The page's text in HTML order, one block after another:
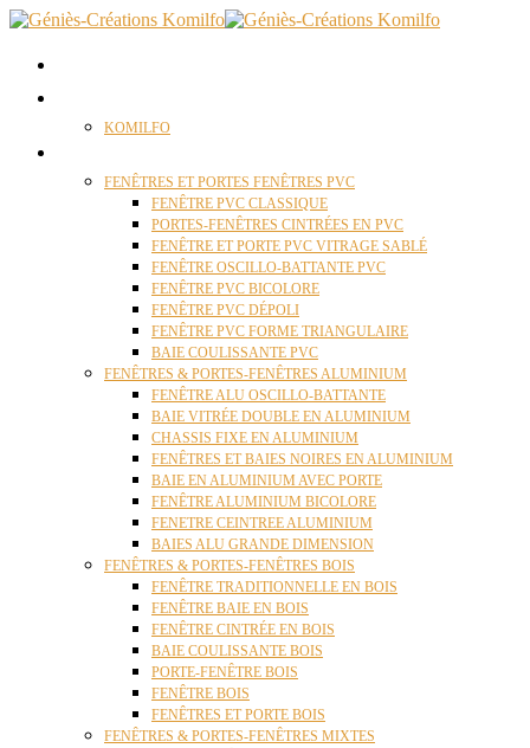
KOMILFO
FENÊTRES ET PORTES FENÊTRES PVC
FENÊTRE PVC CLASSIQUE
PORTES-FENÊTRES CINTRÉES EN PVC
FENÊTRE ET PORTE PVC VITRAGE SABLÉ
FENÊTRE OSCILLO-BATTANTE PVC
FENÊTRE PVC BICOLORE
FENÊTRE PVC DÉPOLI
FENÊTRE PVC FORME TRIANGULAIRE
BAIE COULISSANTE PVC
FENÊTRES & PORTES-FENÊTRES ALUMINIUM
FENÊTRE ALU OSCILLO-BATTANTE
BAIE VITRÉE DOUBLE EN ALUMINIUM
CHASSIS FIXE EN ALUMINIUM
FENÊTRES ET BAIES NOIRES EN ALUMINIUM
BAIE EN ALUMINIUM AVEC PORTE
FENÊTRE ALUMINIUM BICOLORE
FENETRE CEINTREE ALUMINIUM
BAIES ALU GRANDE DIMENSION
FENÊTRES & PORTES-FENÊTRES BOIS
FENÊTRE TRADITIONNELLE EN BOIS
FENÊTRE BAIE EN BOIS
FENÊTRE CINTRÉE EN BOIS
BAIE COULISSANTE BOIS
PORTE-FENÊTRE BOIS
FENÊTRE BOIS
FENÊTRES ET PORTE BOIS
FENÊTRES & PORTES-FENÊTRES MIXTES